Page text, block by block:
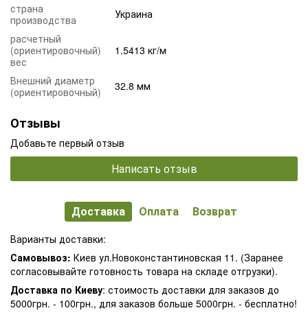
страна
производства
Украина
расчетный
(ориентировочный)
вес
1.5413 кг/м
Внешний диаметр
(ориентировочный)
32.8 мм
Отзывы
Добавьте первый отзыв
Написать отзыв
Доставка Оплата Возврат
Варианты доставки:
Самовывоз: Киев ул.Новоконстантиновская 11. (Заранее
согласовывайте готовность товара на складе отгрузки).
Доставка по Киеву: стоимость доставки для заказов до
5000грн. - 100грн., для заказов больше 5000грн. - бесплатно!